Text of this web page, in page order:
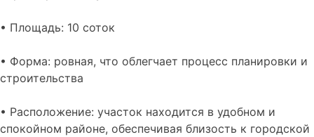
• Площадь: 10 соток
• Форма: ровная, что облегчает процесс планировки и
строительства
• Расположение: участок находится в удобном и
спокойном районе, обеспечивая близость к городской